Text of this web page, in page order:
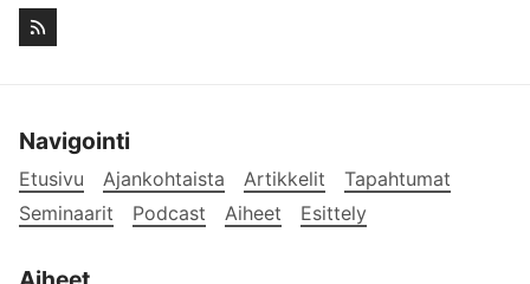
Navigointi
Etusivu Ajankohtaista Artikkelit
Tapahtumat
Seminaarit
Podcast Aiheet Esittely